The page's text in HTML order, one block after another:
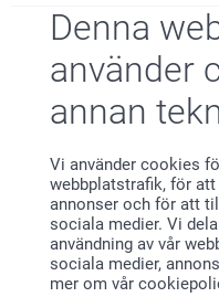
Denna
använder
annan
Vi använder cookies
webbplatstrafik, för
annonser och för att
sociala medier. Vi
användning av vår
sociala medier,
mer om vår
Tack för
din beställning.
🩵-liga hälsningar
Pernilla
2024-03-22
Bra storlek och bra kvalitet
Visa reaktioner
2024-03-25
14:41
Hej Karin,
Stort tack för dina
är nöjd med din
användning av
Vi önskar dig en
2023-12-31
Mycket nöjd